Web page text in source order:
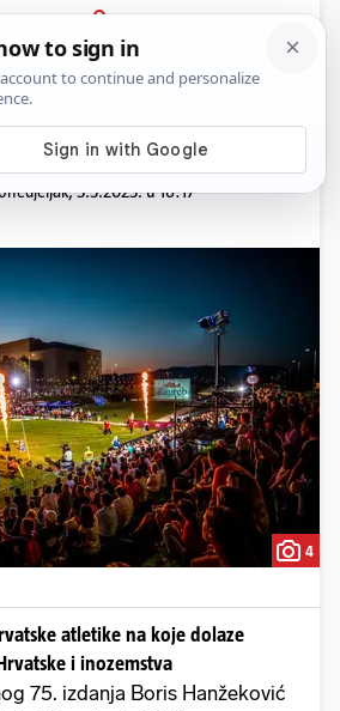
PRIJAVA
Promo sadržaj
trag u
5.5.2025. u 16:17
4
atletike na koje dolaze
i inozemstva
75. izdanja Boris Hanžeković